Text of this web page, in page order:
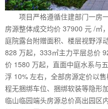
项目严格遵循住建部门一房
房源整体成交均价 37900 元 /㎡
庭院露台附赠面积、楼层视野浮
828 万起，333㎡主力平层总价
价 1580 万起，直面中庭水系与
浮 10% 左右，全部房源定价以
程无捆绑车位、捆绑软装等隐形
临山临园端头房源总价高出园区